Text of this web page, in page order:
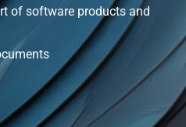
of software products and